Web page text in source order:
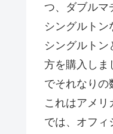
つ、ダブルマ
シングルト
シングルト
方を購入しま
でそれなりの
これはアメリ
では、オフィ